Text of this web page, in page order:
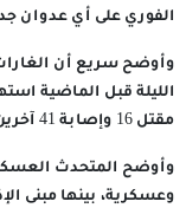
الفوري على أي عدوان
وأوضح سريع أن الغارات
الليلة قبل الماضية
مقتل 16 وإصابة 41 آخرين.
وأوضح المتحدث
وعسكرية، بينها مبنى